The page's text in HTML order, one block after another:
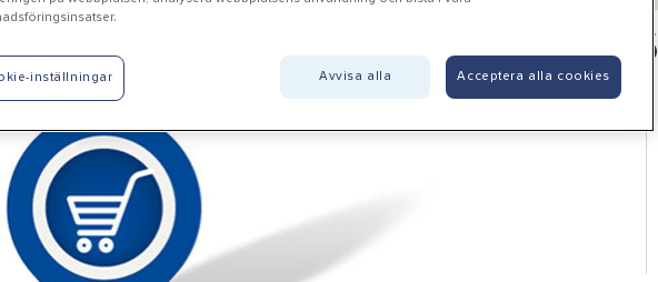
- Mölnlycke Trä AB 04556
Avvisa alla Acceptera alla cookies
inställningar